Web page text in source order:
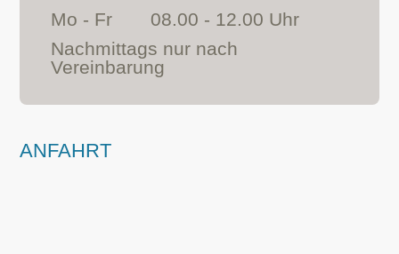
Mo - Fr
08.00 - 12.00 Uhr
Nachmittags nur nach
Vereinbarung
ANFAHRT